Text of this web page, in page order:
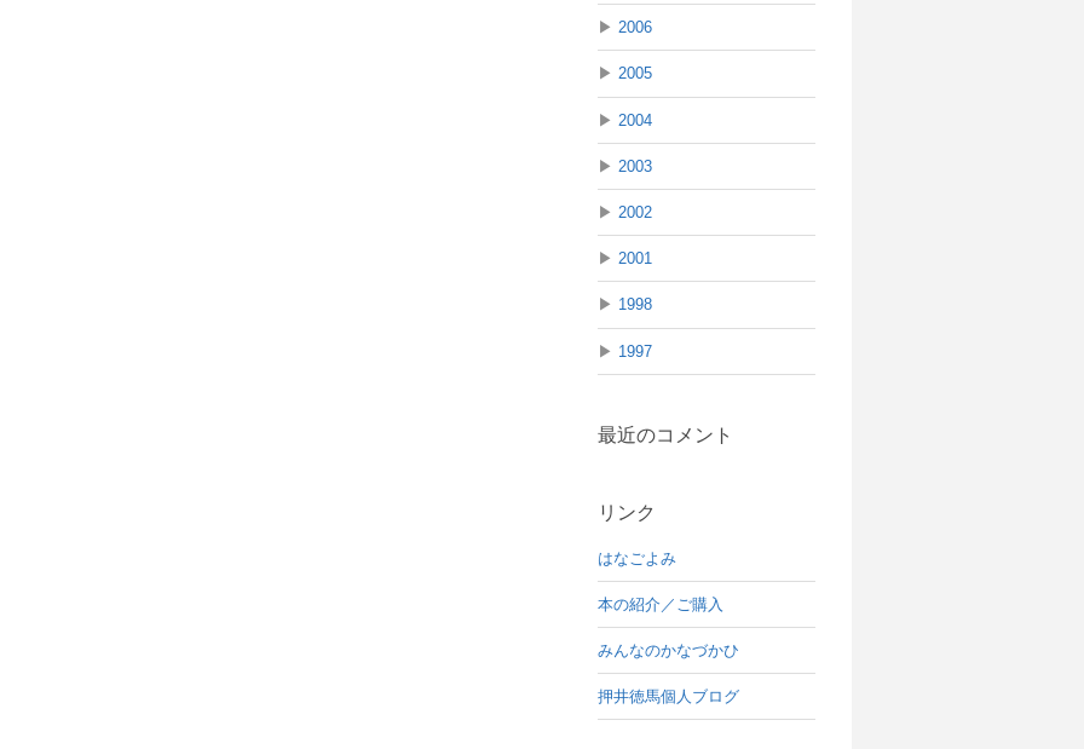
▶ 2006
▶ 2005
▶ 2004
▶ 2003
▶ 2002
▶ 2001
▶ 1998
▶ 1997
最近のコメント
リンク
はなごよみ
本の紹介／ご購入
みんなのかなづかひ
押井徳馬個人ブログ